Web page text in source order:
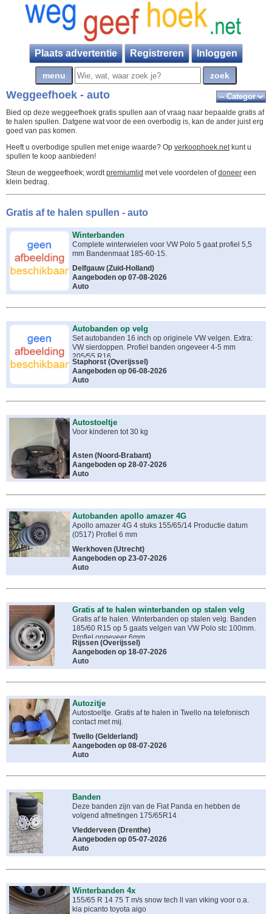
Plaats advertentie Registreren Inloggen
Weggeefhoek - auto
Bied op deze weggeefhoek gratis spullen aan of vraag naar bepaalde gratis af
te halen spullen. Datgene wat voor de een overbodig is, kan de ander juist erg
goed van pas komen.
Heeft u overbodige spullen met enige waarde? Op verkoophoek.net kunt u
spullen te koop aanbieden!
Steun de weggeefhoek; wordt premiumlid met vele voordelen ofdoneer een
klein bedrag.
Gratis af te halen spullen - auto
Winterbanden
Complete winterwielen voor VW Polo 5 gaat profiel 5,5
mm Bandenmaat 185-60-15.
Delfgauw(Zuid-Holland)
Aangeboden op 07-08-2026
Auto
Autobanden op velg
Set autobanden 16 inch op originele VW velgen. Extra:
VW sierdoppen. Profiel banden ongeveer 4-5 mm
205/55 R16
Staphorst (Overijssel)
Aangeboden op 06-08-2026
Auto
Autostoeltje
Voor kinderen tot 30 kg
Asten (Noord-Brabant)
Aangeboden op 28-07-2026
Auto
Autobanden apollo amazer 4G
Apollo amazer 4G 4 stuks 155/65/14 Productie datum
(0517) Profiel 6 mm
Werkhoven (Utrecht)
Aangeboden op 23-07-2026
Auto
Gratis af te halen winterbanden op stalen velg
Gratis af te halen. Winterbanden op stalen velg. Banden
185/60 R15 op 5 gaats velgen van VW Polo stc 100mm.
Profiel ongeveer 6mm.
Rijssen (Overijssel)
Aangeboden op 18-07-2026
Auto
Autozitje
Autostoeltje. Gratis af te halen in Twello na telefonisch
contact met mij.
Twello (Gelderland)
Aangeboden op 08-07-2026
Auto
Banden
Deze banden zijn van de Fiat Panda en hebben de
volgend afmetingen 175/65R14
Vledderveen (Drenthe)
Aangeboden op 05-07-2026
Auto
Winterbanden 4x
155/65 R 14 75 T m/s snow tech ll van viking voor o.a.
kia picanto toyota aigo